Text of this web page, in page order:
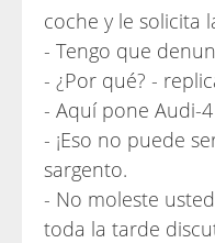
coche y le solicita
- Tengo que
- ¿Por qué? -
- Aquí pone Audi-
- ¡Eso no puede
sargento.
- No moleste
toda la tarde